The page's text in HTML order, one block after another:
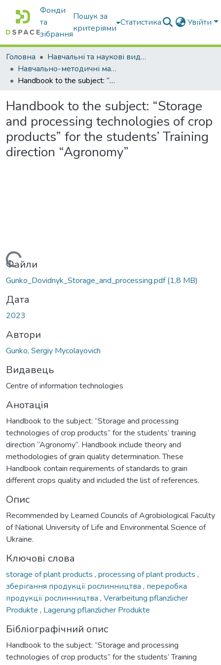
Фонди
та
зібрання
Пошук за
критеріями
Статистика Увійти
Головна
Навчальні та наукові видання
Навчально-методичні матеріали
Handbook to the subject: “Storage and processing technologies of crop products” for the students’ Training direction “Agronomy”
Handbook to the subject: “Storage
and processing technologies of crop
products” for the students’ Training
direction “Agronomy”
Вантажиться...
Файли
Gunko_Dovidnyk_Storage_and_processing.pdf(1,8 MB)
Дата
2023
Автори
Gunko, Sergiy Mycolayovich
Видавець
Centre of information technologies
Анотація
Handbook to the subject: “Storage and processing
technologies of crop products” for the students’ training
direction “Agronomy”. Handbook include theory and
methodologies of grain quality determination. These
Handbook contain requirements of standards to grain
different crops quality and included the list of references.
Опис
Recommended by Learned Councils of Agrobiological Faculty
of National University of Life and Environmental Science of
Ukraine.
Ключові слова
storage of plant products , processing of plant products ,
зберігання продукції рослинництва , переробка
продукції рослинництва , Verarbeitung pflanzlicher
Produkte , Lagerung pflanzlicher Produkte
Бібліографічний опис
Handbook to the subject: “Storage and processing
technologies of crop products” for the students’ Training